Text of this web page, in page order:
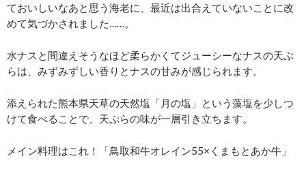
ておいしいなあと思う海老に、最近は出合えていないことに改
めて気づかされました……。
水ナスと間違えそうなほど柔らかくてジューシーなナスの天ぷ
らは、みずみずしい香りとナスの甘みが感じられます。
添えられた熊本県天草の天然塩「月の塩」という藻塩を少しつ
けて食べることで、天ぷらの味が一層引き立ちます。
メイン料理はこれ！「鳥取和牛オレイン55×くまもとあか牛」